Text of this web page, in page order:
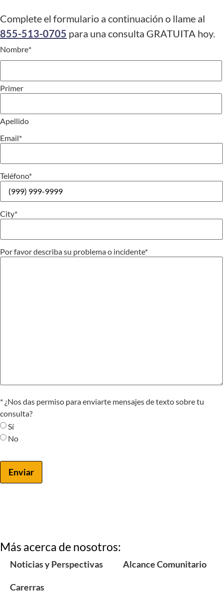
Complete el formulario a continuación o llame al
855-513-0705 para una consulta GRATUITA hoy.
Nombre*
Primer
Apellido
Email*
Teléfono*
City*
Por favor describa su problema o incidente*
Text
Consent*
* ¿Nos das permiso para enviarte mensajes de texto sobre tu
consulta?
Sí
No
Enviar
Más acerca de nosotros:
Noticias y Perspectivas Alcance Comunitario
Carerras